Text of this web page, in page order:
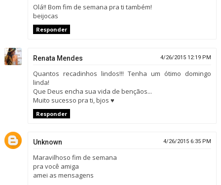
Olá!! Bom fim de semana pra ti também!
beijocas
Responder
Renata Mendes 4/26/2015 12:19 PM
Quantos recadinhos lindos!!! Tenha um ótimo domingo
linda!
Que Deus encha sua vida de bençãos...
Muito sucesso pra ti, bjos ♥
Responder
Unknown 4/26/2015 6:35 PM
Maravilhoso fim de semana
pra você amiga
amei as mensagens